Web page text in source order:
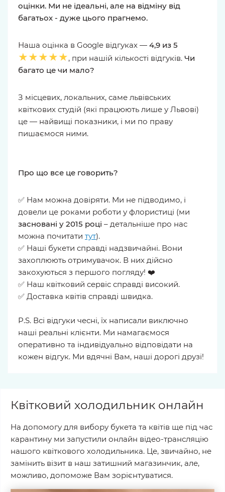
оцінки. Ми не ідеальні, але на відміну від
багатьох - дуже цього прагнемо.
Наша оцінка в Google відгуках — 4,9 из 5
★★★★★, при нашій кількості відгуків. Чи
багато це чи мало?
З місцевих, локальних, саме львівських
квіткових студій (які працюють лише у Львові)
це — найвищі показники, і ми по праву
пишаємося ними.
Про що все це говорить?
✅ Нам можна довіряти. Ми не підводимо, і
довели це роками роботи у флористиці (ми
засновані у 2015 році – детальніше про нас
можна почитати тут).
✅ Наші букети справді надзвичайні. Вони
захоплюють отримувачок. В них дійсно
закохуються з першого погляду! ❤️
✅ Наш квітковий сервіс справді високий.
✅ Доставка квітів справді швидка.
P.S. Всі відгуки чесні, їх написали виключно
наші реальні клієнти. Ми намагаємося
оперативно та індивідуально відповідати на
кожен відгук. Ми вдячні Вам, наші дорогі друзі!
Квітковий холодильник онлайн
На допомогу для вибору букета та квітів ще під час
карантину ми запустили онлайн відео-трансляцію
нашого квіткового холодильника. Це, звичайно, не
замінить візит в наш затишний магазинчик, але,
можливо, допоможе Вам зорієнтуватися.